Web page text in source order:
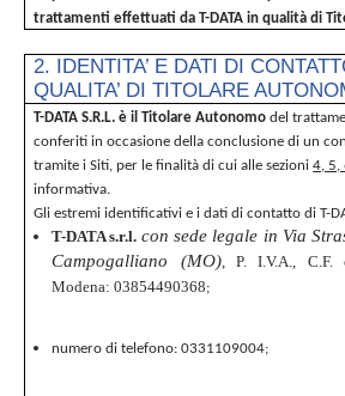
trattamenti effettuati da T-DATA in qualità di
2. IDENTITA’ E DATI DI
QUALITA’ DI TITOLARE
T-DATA S.R.L. è il Titolare Autonomo del
conferiti in occasione della conclusione di un
tramite i Siti, per le finalità di cui alle sezioni4, 5,
informativa.
Gli estremi identificativi e i dati di contatto di T-
T-DATA s.r.l. con sede legale in Via
Campogalliano (MO), P. I.V.A., C.F.
Modena: 03854490368;
numero di telefono: 0331109004;